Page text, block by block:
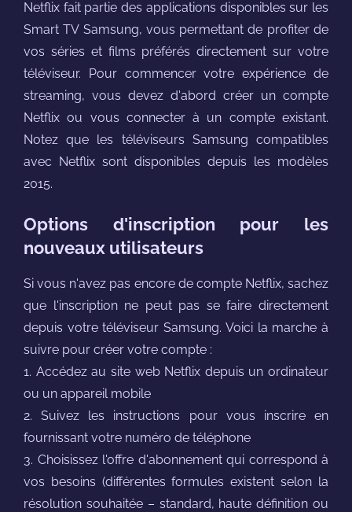
Netflix fait partie des applications disponibles sur les
Smart TV Samsung, vous permettant de profiter de
vos séries et films préférés directement sur votre
téléviseur. Pour commencer votre expérience de
streaming, vous devez d'abord créer un compte
Netflix ou vous connecter à un compte existant.
Notez que les téléviseurs Samsung compatibles
avec Netflix sont disponibles depuis les modèles
2015.
Options d'inscription pour les
nouveaux utilisateurs
Si vous n'avez pas encore de compte Netflix, sachez
que l'inscription ne peut pas se faire directement
depuis votre téléviseur Samsung. Voici la marche à
suivre pour créer votre compte :
1. Accédez au site web Netflix depuis un ordinateur
ou un appareil mobile
2. Suivez les instructions pour vous inscrire en
fournissant votre numéro de téléphone
3. Choisissez l'offre d'abonnement qui correspond à
vos besoins (différentes formules existent selon la
résolution souhaitée – standard, haute définition ou